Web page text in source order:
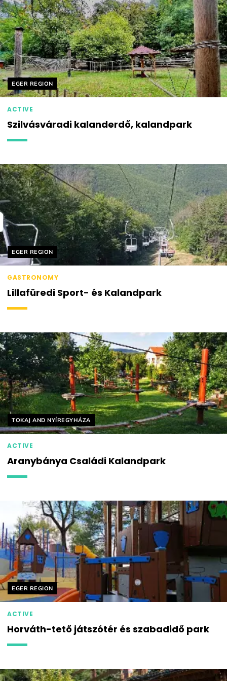
Helyszín címkék:
EGER REGION
ACTIVE
Szilvásváradi kalanderdő, kalandpark
Helyszín címkék:
EGER REGION
GASTRONOMY
Lillafüredi Sport- és Kalandpark
Helyszín címkék:
TOKAJ AND NYÍREGYHÁZA
ACTIVE
Aranybánya Családi Kalandpark
Helyszín címkék:
EGER REGION
ACTIVE
Horváth-tető játszótér és szabadidő park